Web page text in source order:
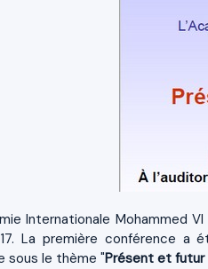
Internationale Mohammed
La première conférence a
sous le thème "Présent et futur